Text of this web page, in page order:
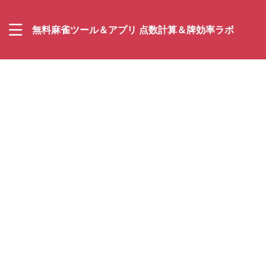
無料麻雀ツール＆アプリ 点数計算＆牌効率ラボ